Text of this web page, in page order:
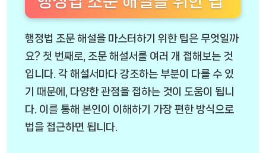
행정법 조문 해설을 마스터하기 위한 팁은 무엇일까
요? 첫 번째로, 조문 해설서를 여러 개 접해보는 것
입니다. 각 해설서마다 강조하는 부분이 다를 수 있
기 때문에, 다양한 관점을 접하는 것이 도움이 됩니
다. 이를 통해 본인이 이해하기 가장 편한 방식으로
법을 접근하면 됩니다.